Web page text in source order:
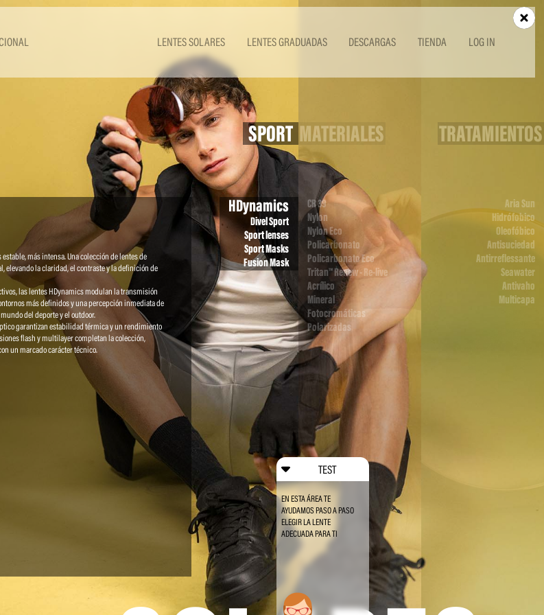
LENTES SOLARES LENTES GRADUADAS DESCARGAS TIENDA LOG IN
TEST
EN ESTA ÁREA TE
AYUDAMOS PASO A PASO
ELEGIR LA LENTE
ADECUADA PARA TI
SPORT
HDynamics
Divel Sport
Sport lenses
Sport Masks
Fusion Mask
más intensa. Una colección de lentes de
elevando la claridad, el contraste y la definición de
las lentes HDynamics modulan la transmisión
más definidos y una percepción inmediata de
del deporte y el outdoor.
garantizan estabilidad térmica y un rendimiento
flash y multilayer completan la colección,
un marcado carácter técnico.
MATERIALES
CR 39
Nylon
Nylon Eco
Policarbonato
Policarbonato Eco
Tritan™ Renew - Re-live
Acrílico
Mineral
Fotocromáticas
Polarizadas
TRATAMIENTOS
Aria Sun
Hidrófobico
Oleofóbico
Antisuciedad
Antirreflessante
Seawater
Antivaho
Multicapa